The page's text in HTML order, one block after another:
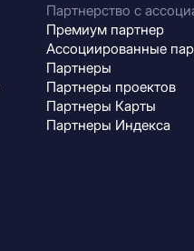
Партнерство с
Премиум партнер
Ассоциированные
Партнеры
Партнеры проектов
Партнеры Карты
Партнеры Индекса